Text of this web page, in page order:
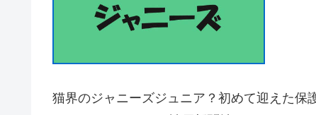
猫界のジャニーズジュニア？初めて迎えた保